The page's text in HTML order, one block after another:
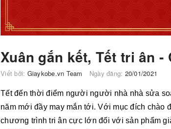
Xuân gắn kết, Tết tri ân -
Viết bởi: Giaykobe.vn Team Ngày đăng: 20/01/2021
Tết đến thời điểm người người nhà nhà sửa
năm mới đầy may mắn tới. Với mục đích chào
chương trình tri ân cực lớn đối với sản phẩm